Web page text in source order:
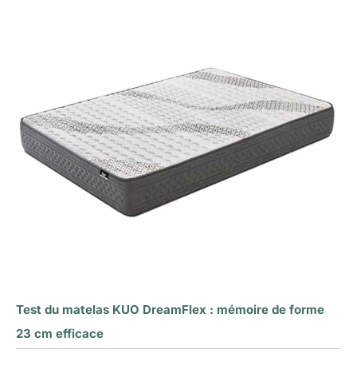
Test du matelas KUO DreamFlex : mémoire de forme
23 cm efficace